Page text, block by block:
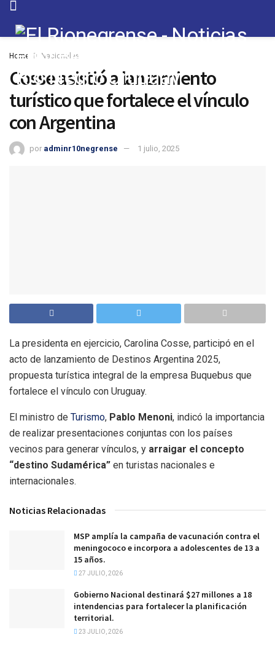
Home Nacionales
Cosse asistió a lanzamiento
turístico que fortalece el vínculo
con Argentina
por adminr10negrense 1 julio, 2025
La presidenta en ejercicio, Carolina Cosse, participó en el
acto de lanzamiento de Destinos Argentina 2025,
propuesta turística integral de la empresa Buquebus que
fortalece el vínculo con Uruguay.
El ministro de Turismo, Pablo Menoni, indicó la importancia
de realizar presentaciones conjuntas con los países
vecinos para generar vínculos, y arraigar el concepto
“destino Sudamérica” en turistas nacionales e
internacionales.
Noticias Relacionadas
MSP amplía la campaña de vacunación contra el
meningococo e incorpora a adolescentes de 13 a
15 años.
27 JULIO, 2026
Gobierno Nacional destinará $27 millones a 18
intendencias para fortalecer la planificación
territorial.
23 JULIO, 2026